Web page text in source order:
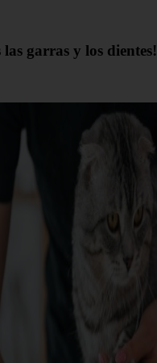
las garras y los dientes!